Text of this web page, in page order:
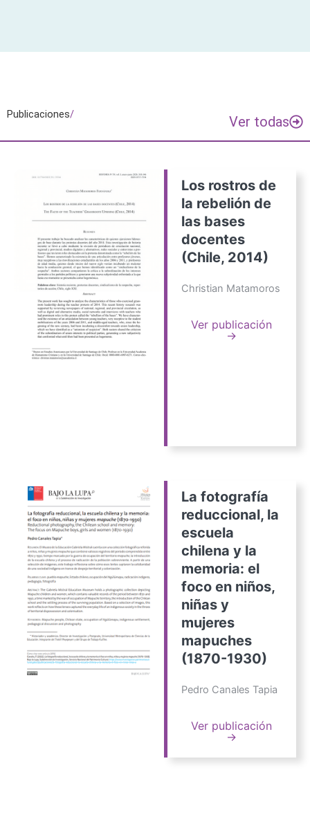
Publicaciones/ Ver todas
Los rostros de
la rebelión de
las bases
docentes
(Chile, 2014)
Christian Matamoros
Ver publicación
→
La fotografía
reduccional, la
escuela
chilena y la
memoria: el
foco en niños,
niñas y
mujeres
mapuches
(1870-1930)
Pedro Canales Tapia
Ver publicación
→